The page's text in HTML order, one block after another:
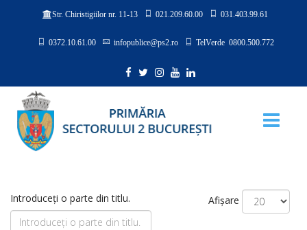
Str. Chiristigiilor nr. 11-13 021.209.60.00 031.403.99.61
0372.10.61.00 infopublice@ps2.ro TelVerde 0800.500.772
Introduceți o parte din titlu. Afișare